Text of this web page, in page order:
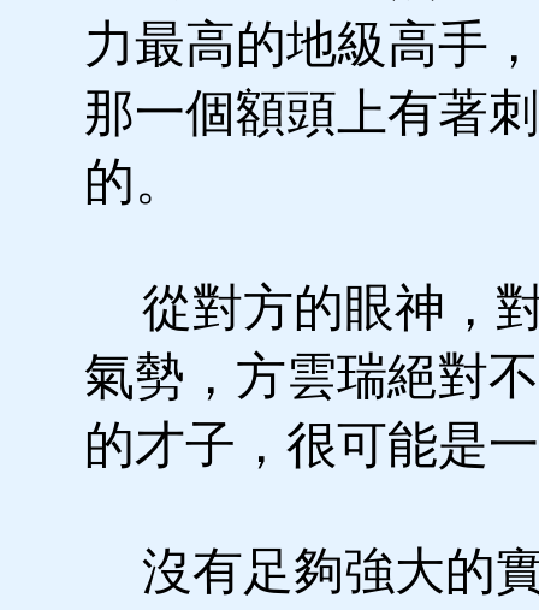
力最高的地級高手
那一個額頭上有著
的。
從對方的眼神，
氣勢，方雲瑞絕對
的才子，很可能是
沒有足夠強大的